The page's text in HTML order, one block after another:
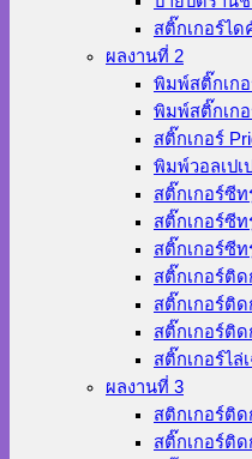
สติ๊กเกอร์ไ
ผลงานที่ 2
พิมพ์สติ๊กเก
พิมพ์สติ๊กเก
สติ๊กเกอร์
พิมพ์วอลเปเ
สติ๊กเกอร์ซีท
สติ๊กเกอร์ซี
สติ๊กเกอร์ซี
สติ๊กเกอร์ติด
สติ๊กเกอร์ติ
สติ๊กเกอร์ติ
สติ๊กเกอร์ไล่
ผลงานที่ 3
สติกเกอร์ติด
สติ๊กเกอร์ติ